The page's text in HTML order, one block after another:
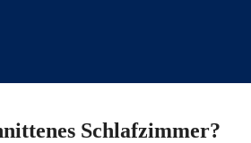
Schlafzimmer?